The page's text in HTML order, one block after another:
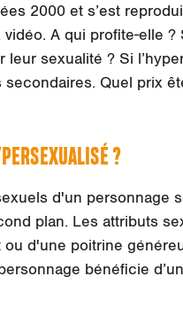
2000 et s’est
A qui profite-elle ?
sexualité ? Si
Quel prix
?
d'un personnage
plan. Les attributs
d'une poitrine
bénéficie